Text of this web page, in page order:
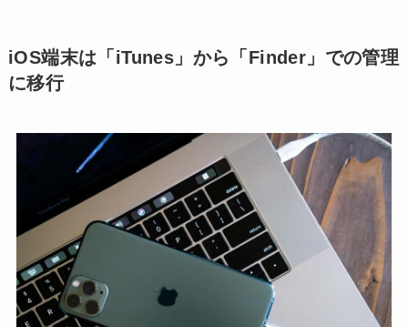
iOS端末は「iTunes」から「Finder」での管理
に移行